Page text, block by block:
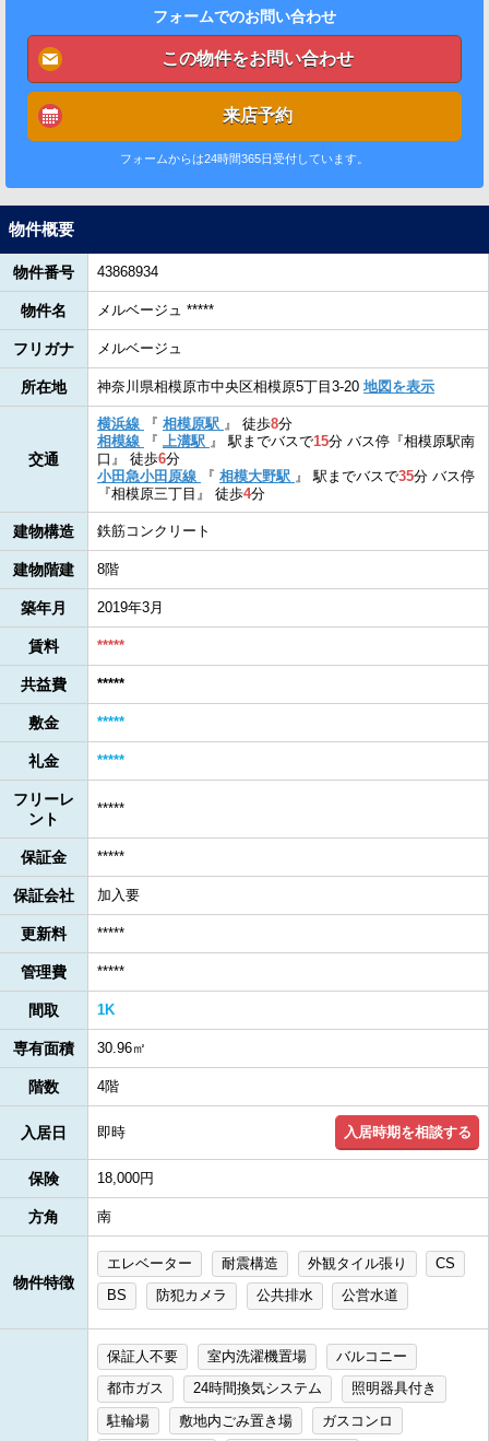
フォームでのお問い合わせ
この物件をお問い合わせ
来店予約
フォームからは24時間365日受付しています。
物件概要
物件番号 43868934
物件名 メルベージュ *****
フリガナ メルベージュ
所在地 神奈川県相模原市中央区相模原5丁目3-20 地図を表示
交通
横浜線 『 相模原駅 』 徒歩8分
相模線
『 上溝駅 』駅までバスで15分 バス停『相模原駅南
口』 徒歩6分
小田急小田原線
『 相模大野駅 』駅までバスで35分 バス停
『相模原三丁目』 徒歩4分
建物構造 鉄筋コンクリート
建物階建 8階
築年月 2019年3月
賃料 *****
共益費 *****
敷金 *****
礼金 *****
フリーレ
ント
*****
保証金 *****
保証会社 加入要
更新料 *****
管理費 *****
間取 1K
専有面積 30.96㎡
階数 4階
入居日 即時 入居時期を相談する
保険 18,000円
方角 南
物件特徴
エレベーター 耐震構造 外観タイル張り
CS
BS
防犯カメラ 公共排水 公営水道
保証人不要 室内洗濯機置場
バルコニー
都市ガス
24時間換気システム
照明器具付き
駐輪場
敷地内ごみ置き場
ガスコンロ